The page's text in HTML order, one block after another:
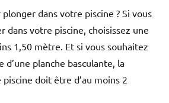
dans votre piscine ? Si vous
dans votre piscine, choisissez une
1,50 mètre. Et si vous souhaitez
planche basculante, la
doit être d’au moins 2